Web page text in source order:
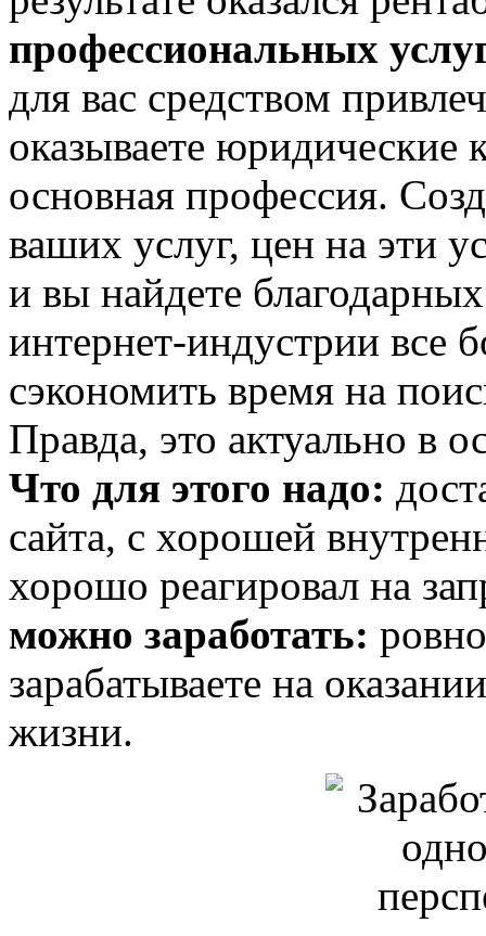
профессиональных
для вас средством
оказываете юридические
основная профессия.
ваших услуг, цен на эти
и вы найдете
интернет-индустрии все
сэкономить время на
Правда, это актуально в
Что для этого надо:
сайта, с хорошей
хорошо реагировал на
можно заработать:
зарабатываете на
жизни.